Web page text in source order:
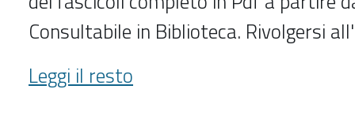
Consultabile in Biblioteca. Rivolgersi
ADL
-
Leggi il resto